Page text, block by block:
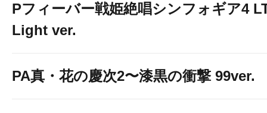
Pフィーバー戦姫絶唱シンフォギア4
Light ver.
PA真・花の慶次2〜漆黒の衝撃 99ver.